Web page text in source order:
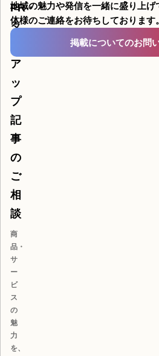
PR・
タ
ア
ッ
プ
記
事
の
ご
相
談
商
品・
サ
ー
ビ
ス
の
魅
力
を、
地域の魅力や発信を一緒に盛り上げ
体様のご連絡をお待ちしております。
掲載についてのお問